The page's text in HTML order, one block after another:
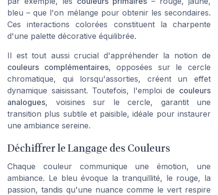
bleu – que l'on mélange pour obtenir les secondaires.
Ces interactions colorées constituent la charpente
d'une palette décorative équilibrée.
Il est tout aussi crucial d'appréhender la notion de
couleurs complémentaires, opposées sur le cercle
chromatique, qui lorsqu'assorties, créent un effet
dynamique saisissant. Toutefois, l'emploi de couleurs
analogues, voisines sur le cercle, garantit une
transition plus subtile et paisible, idéale pour instaurer
une ambiance sereine.
Déchiffrer le Langage des Couleurs
Chaque couleur communique une émotion, une
ambiance. Le bleu évoque la tranquillité, le rouge, la
passion, tandis qu'une nuance comme le vert respire